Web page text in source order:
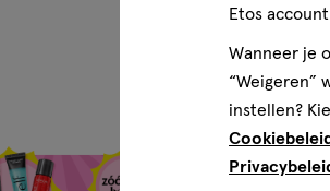
Etos
Wanneer je
“Weigeren”
instellen?
Cookiebeleid